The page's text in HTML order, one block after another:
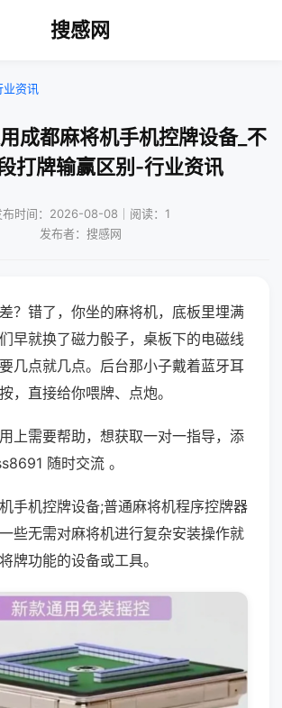
搜感网
业资讯
成都麻将机手机控牌设备_不
打牌输赢区别-行业资讯
布时间：2026-08-08｜阅读：1
发布者：搜感网
？错了，你坐的麻将机，底板里埋满
早就换了磁力骰子，桌板下的电磁线
几点就几点。后台那小子戴着蓝牙耳
，直接给你喂牌、点炮。
上需要帮助，想获取一对一指导，添
随时交流 。
手机控牌设备;普通麻将机程序控牌器
些无需对麻将机进行复杂安装操作就
牌功能的设备或工具。